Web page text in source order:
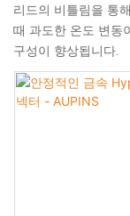
리드의 비틀림을 통
때 과도한 온도 변동
구성이 향상됩니다.